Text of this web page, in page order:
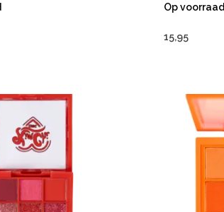
Op voorraad
15,95